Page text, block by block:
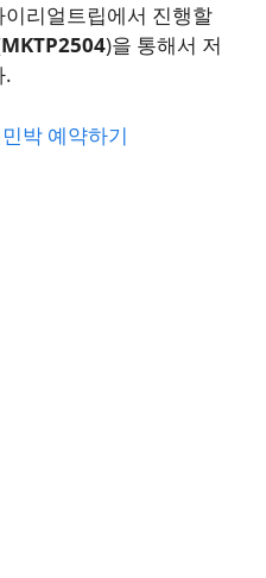
리얼트립에서 진행할
MKTP2504)을 통해서 저
.
박 예약하기